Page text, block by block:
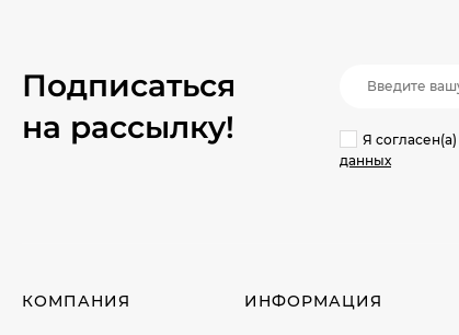
Подписаться
на рассылкy!
Я согласен(a)
данных
КОМПАНИЯ ИНФОРМАЦИЯ